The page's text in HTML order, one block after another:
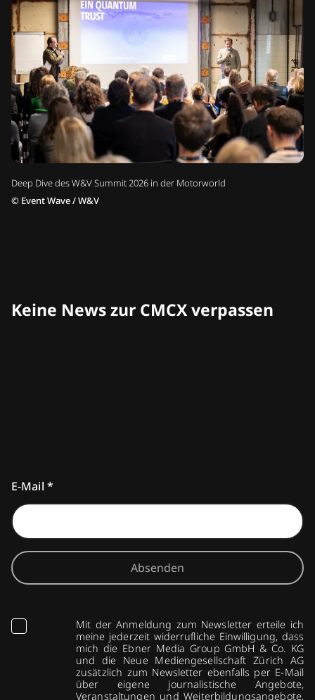
Deep Dive des W&V Summit 2026 in der Motorworld
© Event Wave / W&V
Keine News zur CMCX verpassen
E-Mail *
Absenden
Mit der Anmeldung zum Newsletter erteile ich
meine jederzeit widerrufliche Einwilligung, dass
mich die Ebner Media Group GmbH & Co. KG
und die Neue Mediengesellschaft Zürich AG
zusätzlich zum Newsletter ebenfalls per E-Mail
über eigene journalistische Angebote,
Veranstaltungen und Weiterbildungsangebote,